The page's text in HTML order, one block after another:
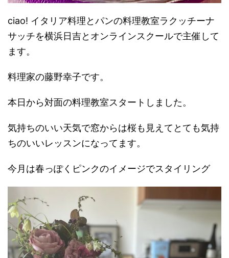
ciao! イタリア料理とパンの料理教室ラクッチーナ
サッチを横浜日吉とオンラインスクールで主催して
ます。
料理家の藤野幸子です。
本日から対面の料理教室スタートしました。
気持ちのいい天気で窓からは桜も見えてとても気持
ちのいいレッスンになってます。
今月は春っぽくピンクのイメージでスタイリング